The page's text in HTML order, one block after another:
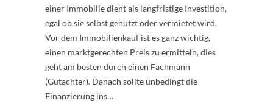
einer Immobilie dient als langfristige Investition,
egal ob sie selbst genutzt oder vermietet wird.
Vor dem Immobilienkauf ist es ganz wichtig,
einen marktgerechten Preis zu ermitteln, dies
geht am besten durch einen Fachmann
(Gutachter). Danach sollte unbedingt die
Finanzierung ins…